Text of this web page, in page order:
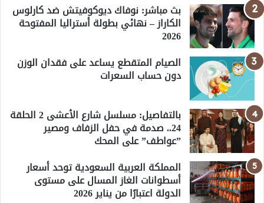
بث مباشر: نوفاك ديوكوفيتش ضد كارلوس
الكاراز – نهائي بطولة أستراليا المفتوحة
2026
الصيام المتقطع يساعد على فقدان الوزن
دون حساب السعرات
بالتفاصيل: مسلسل شارع الأعشى 2 الحلقة
24.. صدمة في حفل الزفاف ومصير
”عواطف” على المحك
المملكة العربية السعودية توحد أسعار
أسطوانات الغاز المسال على مستوى
الدولة اعتبارًا من يناير 2026